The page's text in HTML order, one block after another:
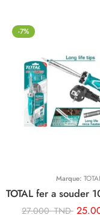
-7%
Marque:
27.000TND